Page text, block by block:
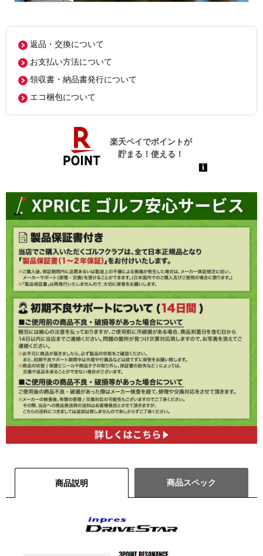
返品・交換について
お支払い方法について
領収書・納品書発行について
エコ梱包について
商品説明 商品スペック